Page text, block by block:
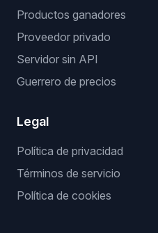
Productos ganadores
Proveedor privado
Servidor sin API
Guerrero de precios
Legal
Política de privacidad
Términos de servicio
Política de cookies